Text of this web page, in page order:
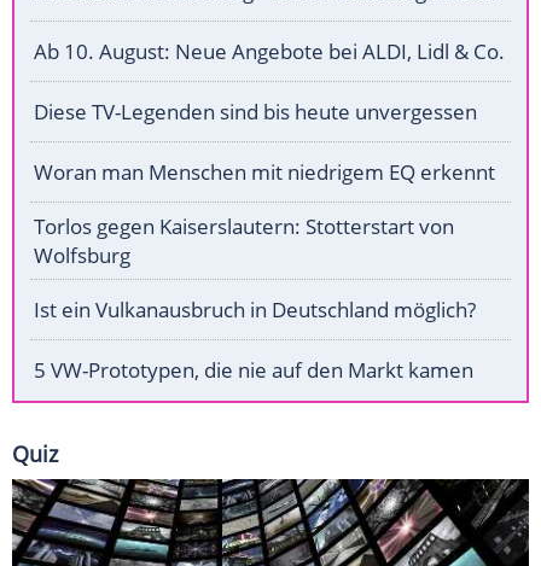
Ab 10. August: Neue Angebote bei ALDI, Lidl & Co.
Diese TV-Legenden sind bis heute unvergessen
Woran man Menschen mit niedrigem EQ erkennt
Torlos gegen Kaiserslautern: Stotterstart von
Wolfsburg
Ist ein Vulkanausbruch in Deutschland möglich?
5 VW-Prototypen, die nie auf den Markt kamen
Quiz